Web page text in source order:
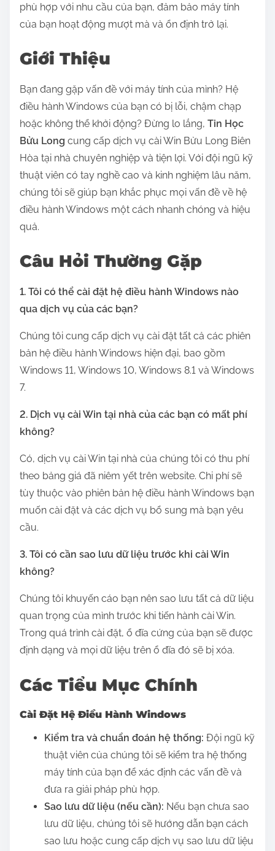
phù hợp với nhu cầu của bạn, đảm bảo máy tính
của bạn hoạt động mượt mà và ổn định trở lại.
Giới Thiệu
Bạn đang gặp vấn đề với máy tính của mình? Hệ
điều hành Windows của bạn có bị lỗi, chậm chạp
hoặc không thể khởi động? Đừng lo lắng, Tin Học
Bửu Long cung cấp dịch vụ cài Win Bửu Long Biên
Hòa tại nhà chuyên nghiệp và tiện lợi. Với đội ngũ kỹ
thuật viên có tay nghề cao và kinh nghiệm lâu năm,
chúng tôi sẽ giúp bạn khắc phục mọi vấn đề về hệ
điều hành Windows một cách nhanh chóng và hiệu
quả.
Câu Hỏi Thường Gặp
1. Tôi có thể cài đặt hệ điều hành Windows nào
qua dịch vụ của các bạn?
Chúng tôi cung cấp dịch vụ cài đặt tất cả các phiên
bản hệ điều hành Windows hiện đại, bao gồm
Windows 11, Windows 10, Windows 8.1 và Windows
7.
2. Dịch vụ cài Win tại nhà của các bạn có mất phí
không?
Có, dịch vụ cài Win tại nhà của chúng tôi có thu phí
theo bảng giá đã niêm yết trên website. Chi phí sẽ
tùy thuộc vào phiên bản hệ điều hành Windows bạn
muốn cài đặt và các dịch vụ bổ sung mà bạn yêu
cầu.
3. Tôi có cần sao lưu dữ liệu trước khi cài Win
không?
Chúng tôi khuyến cáo bạn nên sao lưu tất cả dữ liệu
quan trọng của mình trước khi tiến hành cài Win.
Trong quá trình cài đặt, ổ đĩa cứng của bạn sẽ được
định dạng và mọi dữ liệu trên ổ đĩa đó sẽ bị xóa.
Các Tiểu Mục Chính
Cài Đặt Hệ Điều Hành Windows
Kiểm tra và chuẩn đoán hệ thống: Đội ngũ kỹ
thuật viên của chúng tôi sẽ kiểm tra hệ thống
máy tính của bạn để xác định các vấn đề và
đưa ra giải pháp phù hợp.
Sao lưu dữ liệu (nếu cần): Nếu bạn chưa sao
lưu dữ liệu, chúng tôi sẽ hướng dẫn bạn cách
sao lưu hoặc cung cấp dịch vụ sao lưu dữ liệu